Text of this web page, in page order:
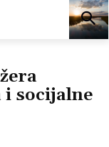
i socijalne